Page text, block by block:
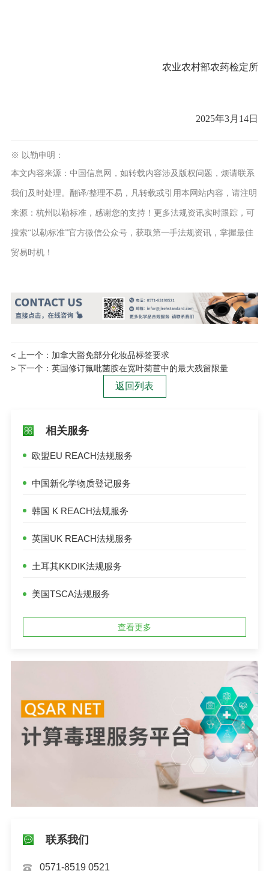
农业农村部农药检定所
2025年3月14日
※ 以勒申明：
本文内容来源：中国 信息网 ，如转载内容涉及版权问题，烦请联系
我们及时处理。翻译/整理不易，凡转载或引用本网站内容，请注明
来源：杭州以勒标准，感谢您的支持！更多法规资讯实时跟踪，可
搜索“以勒标准”官方微信公众号，获取第一手法规资讯，掌握最佳
贸易时机！
< 上一个： 加拿大豁免部分化妆品标签要求
> 下一个： 英国修订氟吡菌胺在宽叶菊苣中的最大残留限量
返回列表
相关服务
欧盟EU REACH法规服务
中国新化学物质登记服务
韩国 K REACH法规服务
英国UK REACH法规服务
土耳其KKDIK法规服务
美国TSCA法规服务
查看更多
联系我们
0571-8519 0521